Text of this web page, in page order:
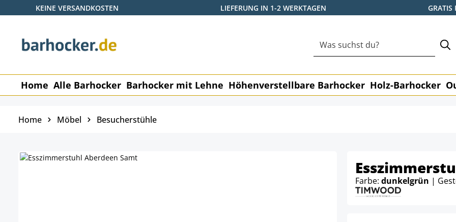
Hauptinhalt springen
Zur Suche springen
Zur Hauptnavigation springen
KEINE VERSANDKOSTEN LIEFERUNG IN 1-2 WERKTAGEN GRATIS
Home Alle Barhocker Barhocker mit Lehne Höhenverstellbare Barhocker Holz-Barhocker
Home Möbel Besucherstühle
Farbe: dunkelgrün |